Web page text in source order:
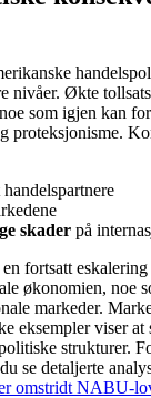
nivåer. Økte
som igjen kan
proteksjonisme.
skader på
fortsatt
økonomien, noe
markeder.
eksempler viser
strukturer.
se detaljerte
omstridt NABU-